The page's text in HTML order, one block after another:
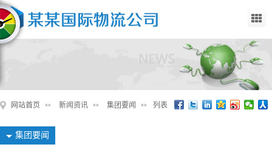
网站首页 新闻资讯 集团要闻 列表
集团要闻